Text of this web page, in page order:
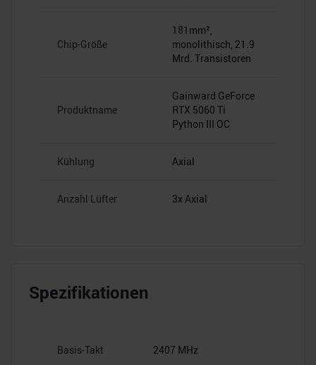
Chip-Größe
181mm²,
monolithisch, 21.9
Mrd. Transistoren
Produktname
Gainward GeForce
RTX 5060 Ti
Python III OC
Kühlung Axial
Anzahl Lüfter 3x Axial
Spezifikationen
Basis-Takt 2407 MHz